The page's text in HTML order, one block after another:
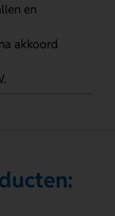
en
akkoord